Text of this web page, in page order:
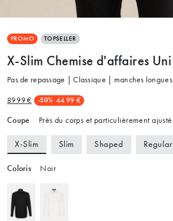
PROMO TOPSELLER
X-Slim Chemise d'affaires Uni
Pas de repassage | Classique | manches longues
89.99 € -50% 44.99 €
Coupe Près du corps et particulièrement ajusté
X-Slim Slim Shaped Regular
Coloris Noir